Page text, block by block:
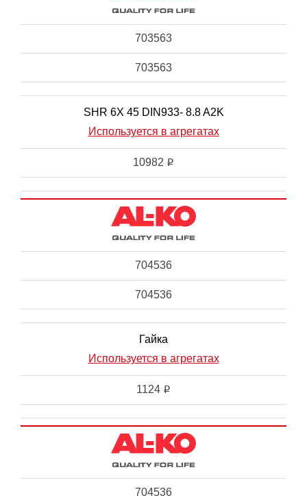
703563
703563
SHR 6X 45 DIN933- 8.8 A2K
Используется в агрегатах
10982 i
704536
704536
Гайка
Используется в агрегатах
1124 i
704536